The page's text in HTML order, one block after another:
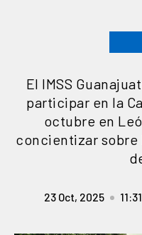
El IMSS
participar en la
octubre en
concientizar
23 Oct, 2025